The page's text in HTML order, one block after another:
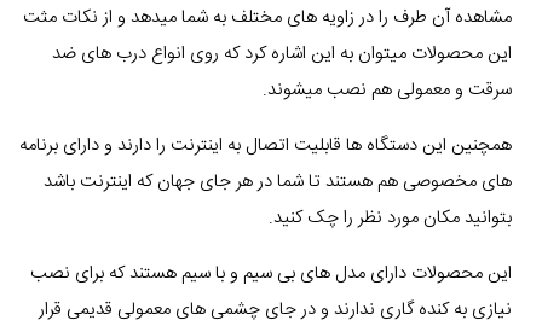
مشاهده آن طرف را در زاویه های مختلف به شما میدهد و از نکات مثت
این محصولات میتوان به این اشاره کرد که روی انواع درب های ضد
سرقت و معمولی هم نصب میشوند.
همچنین این دستگاه ها قابلیت اتصال به اینترنت را دارند و دارای برنامه
های مخصوصی هم هستند تا شما در هر جای جهان که اینترنت باشد
بتوانید مکان مورد نظر را چک کنید.
این محصولات دارای مدل های بی سیم و با سیم هستند که برای نصب
نیازی به کنده گاری ندارند و در جای چشمی های معمولی قدیمی قرار